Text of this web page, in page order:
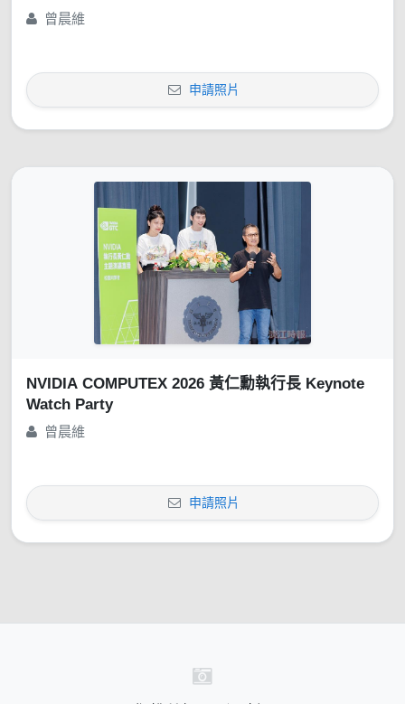
曾晨維
申請照片
NVIDIA COMPUTEX 2026 黃仁勳執行長 Keynote
Watch Party
曾晨維
申請照片